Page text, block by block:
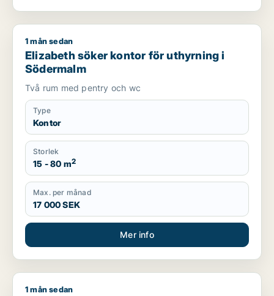
Elizabeth söker kontor för uthyrning i Södermalm
1 mån sedan
Elizabeth söker kontor för uthyrning i
Södermalm
Två rum med pentry och wc
Type
Kontor
Storlek
15 - 80 m2
Max. per månad
17 000 SEK
Mer info
Sofie söker kontor, kontorsplats eller undervisning för
1 mån sedan